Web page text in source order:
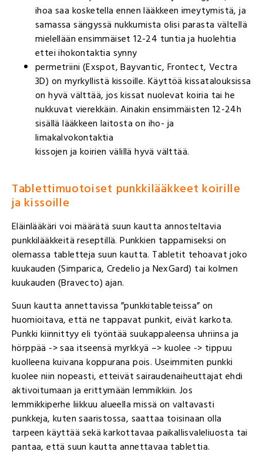
ihoa saa kosketella ennen lääkkeen imeytymistä, ja
samassa sängyssä nukkumista olisi parasta vältellä
mielellään ensimmäiset 12-24 tuntia ja huolehtia
ettei ihokontaktia synny
permetriini (Exspot, Bayvantic, Frontect, Vectra
3D) on myrkyllistä kissoille. Käyttöä kissatalouksissa
on hyvä välttää, jos kissat nuolevat koiria tai he
nukkuvat vierekkäin. Ainakin ensimmäisten 12-24h
sisällä lääkkeen laitosta on iho- ja
limakalvokontaktia
kissojen ja koirien välillä hyvä välttää.
Tablettimuotoiset punkkilääkkeet koirille
ja kissoille
Eläinlääkäri voi määrätä suun kautta annosteltavia
punkkilääkkeitä reseptillä. Punkkien tappamiseksi on
olemassa tabletteja suun kautta. Tabletit tehoavat joko
kuukauden (Simparica, Credelio ja NexGard) tai kolmen
kuukauden (Bravecto) ajan.
Suun kautta annettavissa ”punkkitableteissa” on
huomioitava, että ne tappavat punkit, eivät karkota.
Punkki kiinnittyy eli työntää suukappaleensa uhriinsa ja
hörppää -> saa itseensä myrkkyä –> kuolee -> tippuu
kuolleena kuivana koppurana pois. Useimmiten punkki
kuolee niin nopeasti, etteivät sairaudenaiheuttajat ehdi
aktivoitumaan ja erittymään lemmikkiin. Jos
lemmikkiperhe liikkuu alueella missä on valtavasti
punkkeja, kuten saaristossa, saattaa toisinaan olla
tarpeen käyttää sekä karkottavaa paikallisvaleliuosta tai
pantaa, että suun kautta annettavaa tablettia.